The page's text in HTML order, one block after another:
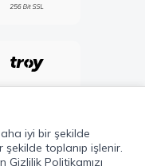
iyi bir şekilde
şekilde toplanıp işlenir.
Politikamızı